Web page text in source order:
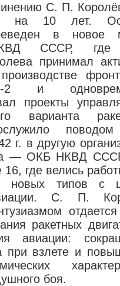
С. П.
на 10 лет.
в новое
НКВД СССР,
принимал
2 и
проекты
варианта
г. в другую
— ОКБ НКВД
где велись
новых типов с
С. П.
ракетных
авиации:
при взлете и
боя.